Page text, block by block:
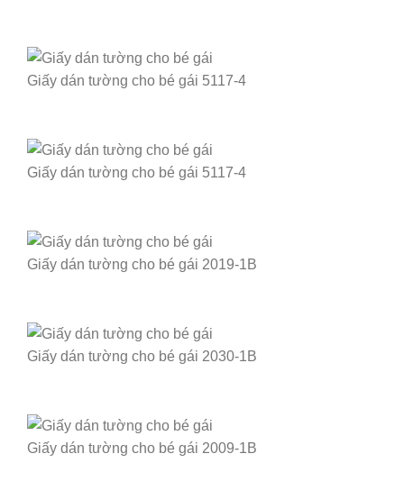
Giấy dán tường cho bé gái 5117-4
Giấy dán tường cho bé gái 5117-4
Giấy dán tường cho bé gái 2019-1B
Giấy dán tường cho bé gái 2030-1B
Giấy dán tường cho bé gái 2009-1B